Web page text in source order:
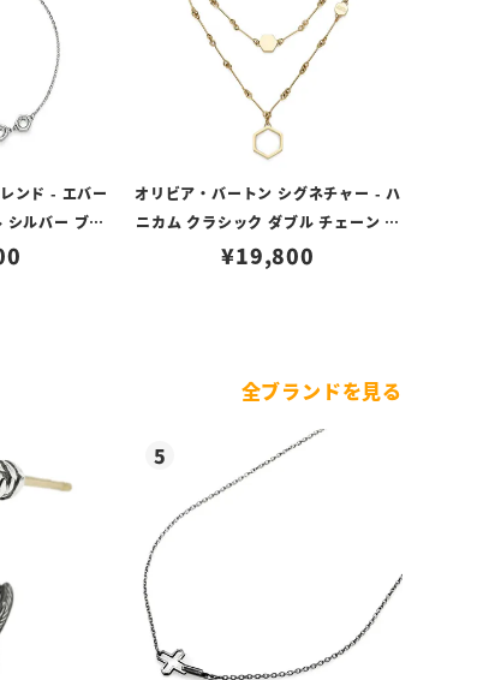
ンド - エバー
シルバー ブレ
オリビア・バートン シグネチャー - ハ
ニカム クラシック ダブル チェーン ゴ
ールド ネックレス
¥19,800
全ブランドを見る